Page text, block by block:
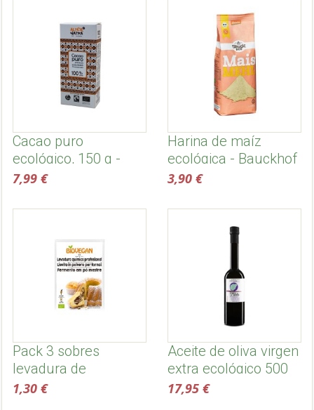
Cacao puro
ecológico, 150 g -
Alternativa 3
7,99 €
Harina de maíz
ecológica - Bauckhof
3,90 €
Pack 3 sobres
levadura de
pastelería ecológica
1,30 €
Aceite de oliva virgen
extra ecológico 500
ml, temprano -
17,95 €